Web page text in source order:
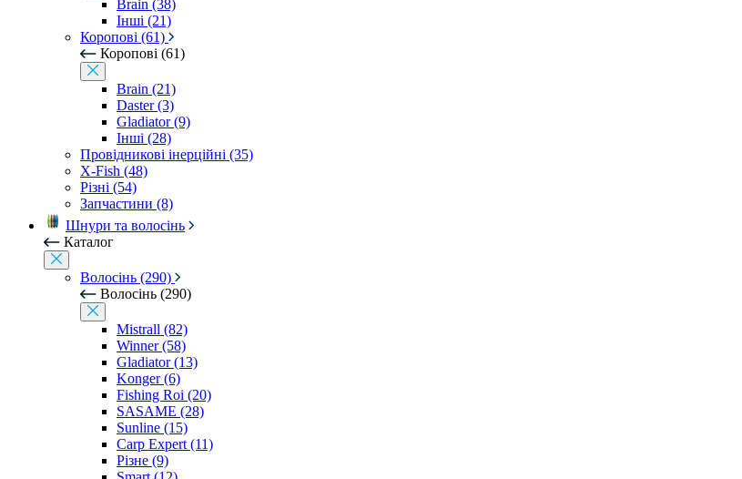
Brain (38)
Інші (21)
Коропові (61)
Коропові (61)
Brain (21)
Daster (3)
Gladiator (9)
Інші (28)
Провідникові інерційні (35)
X-Fish (48)
Різні (54)
Запчастини (8)
Шнури та волосінь
Каталог
Волосінь (290)
Волосінь (290)
Mistrall (82)
Winner (58)
Gladiator (13)
Konger (6)
Fishing Roi (20)
SASAME (28)
Sunline (15)
Carp Expert (11)
Різне (9)